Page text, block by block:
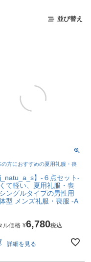
並び替え
の方におすすめの夏用礼服・喪
】-６点セット-
て軽い、夏用礼服・喪
ングルタイプの男性用
型 メンズ礼服・喪服 -A
ル価格 ¥6,780税込
詳細を見る